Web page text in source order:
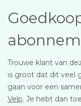
Trouwe klant van
is groot dat dit veel
gaan voor een
Velp. Je hebt dan